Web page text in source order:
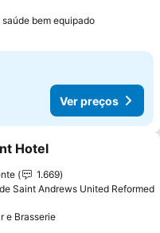
bem equipadoVer preços
Ver preços
aos favoritos
Hotel
1.669
Saint Andrews United Reformed
e BrasserieVer preços